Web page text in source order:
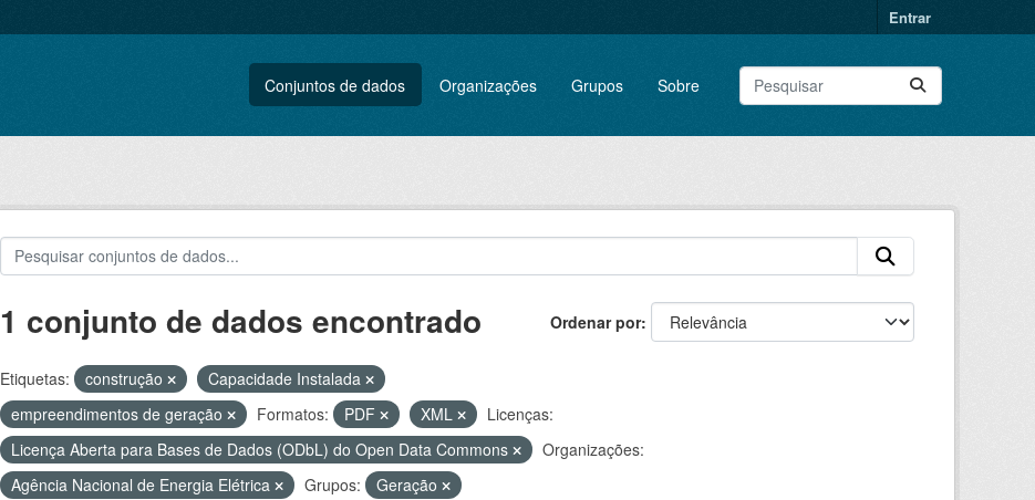
Entrar
Conjuntos de dados Organizações Grupos Sobre
Ordenar por
1 conjunto de dados encontrado
Etiquetas: construção
Capacidade Instalada
empreendimentos de geração
Formatos: PDF XML
Licenças:
Licença Aberta para Bases de Dados (ODbL) do Open Data Commons
Organizações:
Agência Nacional de Energia Elétrica
Grupos: Geração